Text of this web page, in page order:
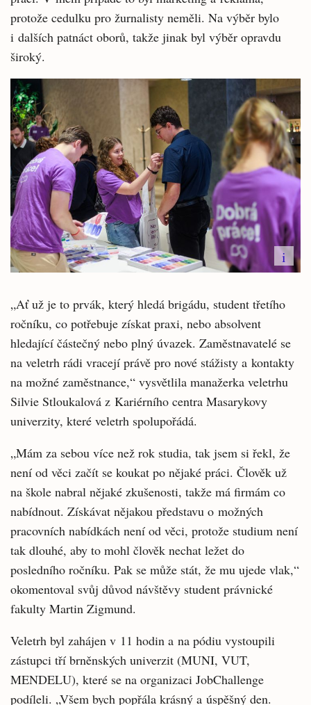
protože cedulku pro žurnalisty neměli. Na výběr bylo
i dalších patnáct oborů, takže jinak byl výběr opravdu
široký.
i
„Ať už je to prvák, který hledá brigádu, student třetího
ročníku, co potřebuje získat praxi, nebo absolvent
hledající částečný nebo plný úvazek. Zaměstnavatelé se
na veletrh rádi vracejí právě pro nové stážisty a kontakty
na možné zaměstnance,“ vysvětlila manažerka veletrhu
Silvie Stloukalová z Kariérního centra Masarykovy
univerzity, které veletrh spolupořádá.
„Mám za sebou více než rok studia, tak jsem si řekl, že
není od věci začít se koukat po nějaké práci. Člověk už
na škole nabral nějaké zkušenosti, takže má firmám co
nabídnout. Získávat nějakou představu o možných
pracovních nabídkách není od věci, protože studium není
tak dlouhé, aby to mohl člověk nechat ležet do
posledního ročníku. Pak se může stát, že mu ujede vlak,“
okomentoval svůj důvod návštěvy student právnické
fakulty Martin Zigmund.
Veletrh byl zahájen v 11 hodin a na pódiu vystoupili
zástupci tří brněnských univerzit (MUNI, VUT,
MENDELU), které se na organizaci JobChallenge
podíleli. „Všem bych popřála krásný a úspěšný den.